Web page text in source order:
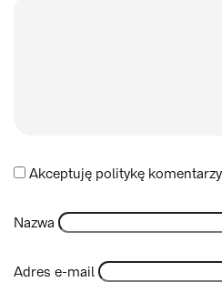
Akceptuję politykę komentarzy
Nazwa
Adres e-mail